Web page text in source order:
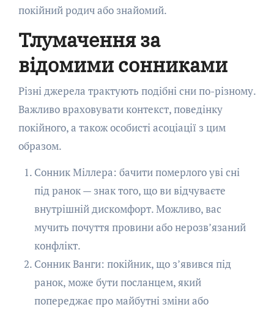
покійний родич або знайомий.
Тлумачення за
відомими сонниками
Різні джерела трактують подібні сни по-різному.
Важливо враховувати контекст, поведінку
покійного, а також особисті асоціації з цим
образом.
Сонник Міллера: бачити померлого уві сні
під ранок — знак того, що ви відчуваєте
внутрішній дискомфорт. Можливо, вас
мучить почуття провини або нерозв’язаний
конфлікт.
Сонник Ванги: покійник, що з’явився під
ранок, може бути посланцем, який
попереджає про майбутні зміни або